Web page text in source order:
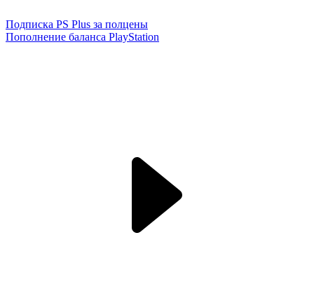
Подписка PS Plus за полцены
Пополнение баланса PlayStation